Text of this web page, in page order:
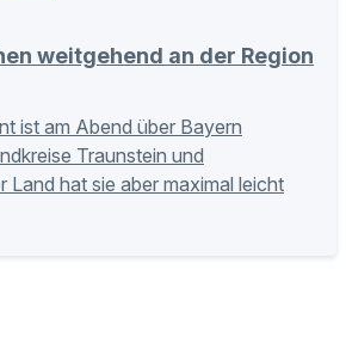
weitgehend an der Region
ist am Abend über Bayern
Traunstein und
Land hat sie aber maximal leicht